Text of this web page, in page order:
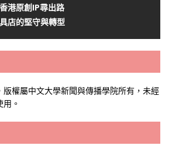
港原創IP尋出路
店的堅守與轉型
權屬中文大學新聞與傳播學院所有，未經
。